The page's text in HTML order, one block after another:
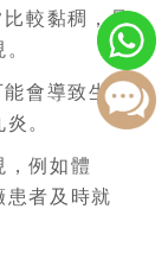
較黏稠，且
會導致生殖
。
，例如體
患者及時就